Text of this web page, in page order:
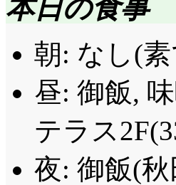
本日の食事
朝: なし(
昼: 御飯,
テラス
夜: 御飯(